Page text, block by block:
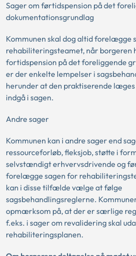
Sager om førtidspension på det
dokumentationsgrundlag
Kommunen skal dog altid forelægge
rehabiliteringsteamet, når borgeren
fortidspension på det foreliggende
er der enkelte lempelser i
herunder at den praktiserende
indgå i sagen.
Andre sager
Kommunen kan i andre sager end
ressourceforløb, fleksjob, støtte i
selvstændigt erhvervsdrivende og
forelægge sagen for
kan i disse tilfælde vælge at følge
sagsbehandlingsreglerne.
opmærksom på, at der er særlige
f.eks. i sager om revalidering skal
rehabiliteringsplanen.